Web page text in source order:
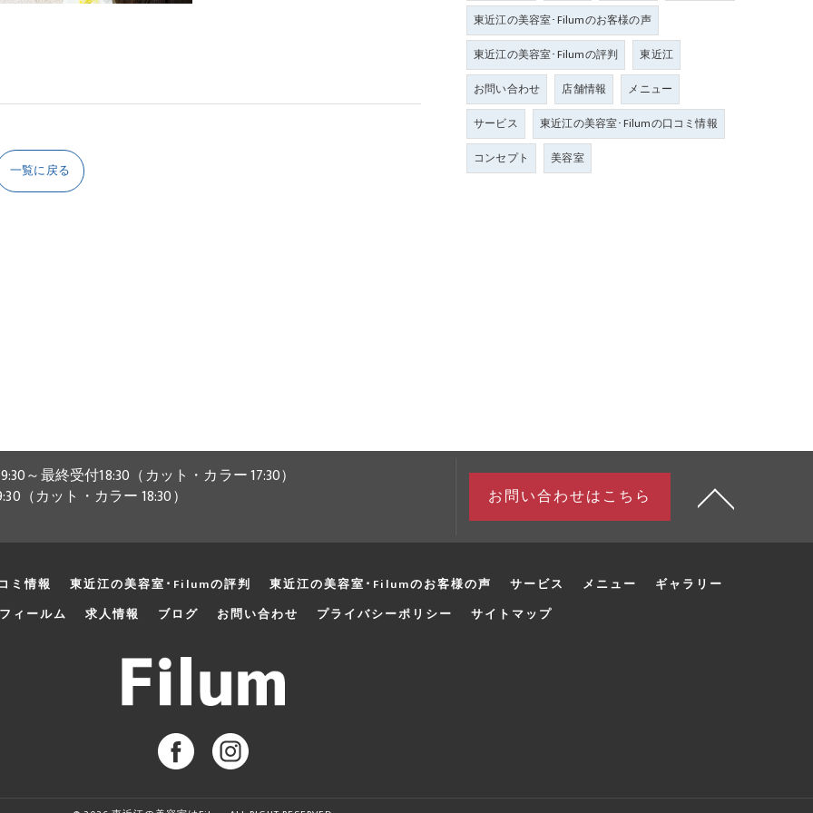
一覧に戻る
東近江の美容室･Filumのお客様の声
東近江の美容室･Filumの評判
東近江
お問い合わせ
店舗情報
メニュー
サービス
東近江の美容室･Filumの口コミ情報
コンセプト
美容室
～最終受付18:30（カット・カラー 17:30）
（カット・カラー 18:30）
お問い合わせはこちら
ミ情報 東近江の美容室･Filumの評判 東近江の美容室･Filumのお客様の声 サービス メニュー
ギャラリー
フィールム 求人情報 ブログ お問い合わせ プライバシーポリシー サイトマップ